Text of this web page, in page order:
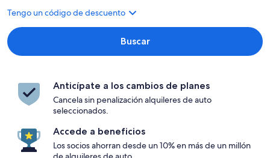
Tengo un código de descuento
Buscar
Anticípate a los cambios de planes
Cancela sin penalización alquileres de auto
seleccionados.
Accede a beneficios
Los socios ahorran desde un 10% en más de un millón